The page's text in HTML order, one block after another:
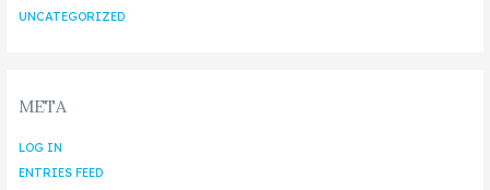
UNCATEGORIZED
META
LOG IN
ENTRIES FEED